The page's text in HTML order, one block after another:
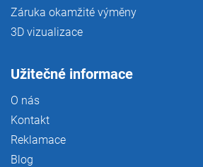
Záruka okamžité výměny
3D vizualizace
Užitečné informace
O nás
Kontakt
Reklamace
Blog